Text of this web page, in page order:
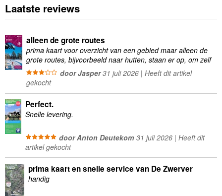
Laatste reviews
alleen de grote routes
prima kaart voor overzicht van een gebied maar alleen de
grote routes, bijvoorbeeld naar hutten, staan er op, om zelf
wandelingen te plannen minder geschikt
door Jasper31 juli 2026 | Heeft dit artikel
gekocht
Perfect.
Snelle levering.
door Anton Deutekom31 juli 2026 | Heeft dit
artikel gekocht
prima kaart en snelle service van De Zwerver
handig